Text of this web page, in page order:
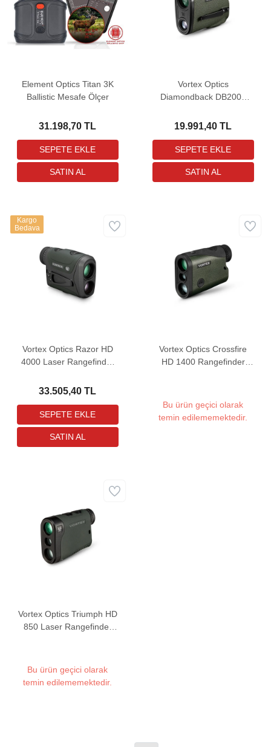
Element Optics Titan 3K
Ballistic Mesafe Ölçer
31.198,70 TL
Vortex Optics
Diamondback DB2000
19.991,40 TL
Vortex Optics Razor HD
4000 Laser Rangefinder
33.505,40 TL
Kargo
Bedava
Vortex Optics Crossfire
HD 1400 Rangefinder
Bu ürün geçici olarak
temin edilememektedir.
Vortex Optics Triumph HD
850 Laser Rangefinder
Bu ürün geçici olarak
temin edilememektedir.